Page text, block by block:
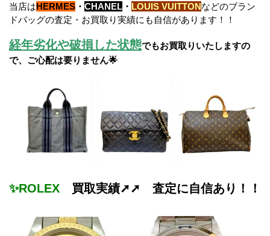
当店はHERMES ・ CHANEL ・ LOUIS VUITTONなどのブラン
ドバッグの査定・お買取り実績にも自信があります！！
経年劣化や破損した状態でもお買取りいたしますの
で、ご心配は要りません🌟
✨ROLEX 買取実績➚➚ 査定に自信あり！！